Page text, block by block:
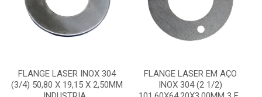
FLANGE LASER INOX 304
(3/4) 50,80 X 19,15 X 2,50MM
FLANGE LASER EM AÇO
INOX 304 (2 1/2)